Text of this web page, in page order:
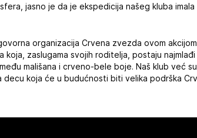
jasno je da je ekspedicija našeg kluba
organizacija Crvena zvezda ovom
koja, zaslugama svojih roditelja, postaju
mališana i crveno-bele boje. Naš klub već
decu koja će u budućnosti biti velika podrška